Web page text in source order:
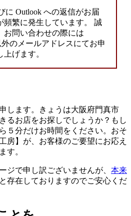
に Outlook への返信がお届
頻繁に発生しています。 誠
お問い合わせの際には
外のメールアドレスにてお申
げます。
します。きょうは大阪府門真市
るお店をお探しでしょうか？もし
５分だけお時間をください。おそ
房】が、お客様のご要望にお応え
す。
ジで申し訳ございませんが、 本来
存在しておりますのでご安心くだ